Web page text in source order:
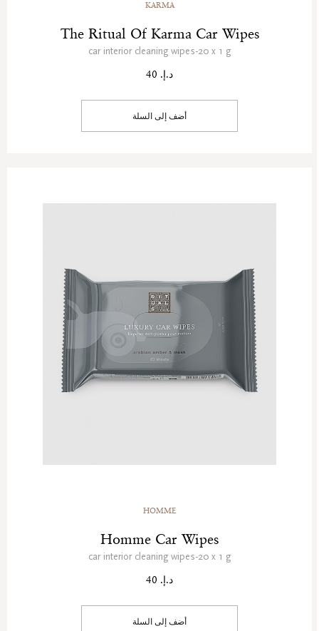
KARMA
The Ritual Of Karma Car Wipes
car interior cleaning wipes-20 x 1 g
د.إ. 40
أضف إلى السلة
HOMME
Homme Car Wipes
car interior cleaning wipes-20 x 1 g
د.إ. 40
أضف إلى السلة